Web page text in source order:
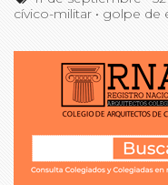
cívico-militar • golpe de